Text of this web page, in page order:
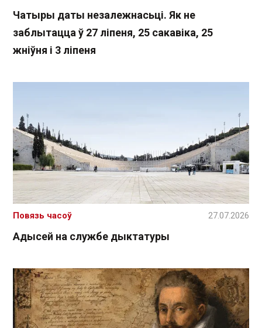
Чатыры даты незалежнасьці. Як не
заблытацца ў 27 ліпеня, 25 сакавіка, 25
жніўня і 3 ліпеня
Адысей на службе дыктатуры
Повязь часоў 27.07.2026